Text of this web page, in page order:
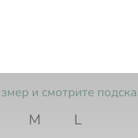
и смотрите
M L